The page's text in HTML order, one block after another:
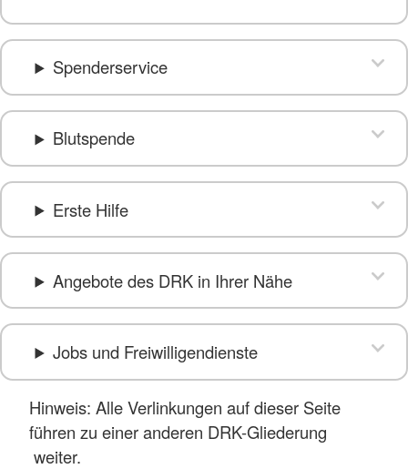
Spenderservice
Blutspende
Erste Hilfe
Angebote des DRK in Ihrer Nähe
Jobs und Freiwilligendienste
Hinweis: Alle Verlinkungen auf dieser Seite
führen zu einer anderen DRK-Gliederung
weiter.